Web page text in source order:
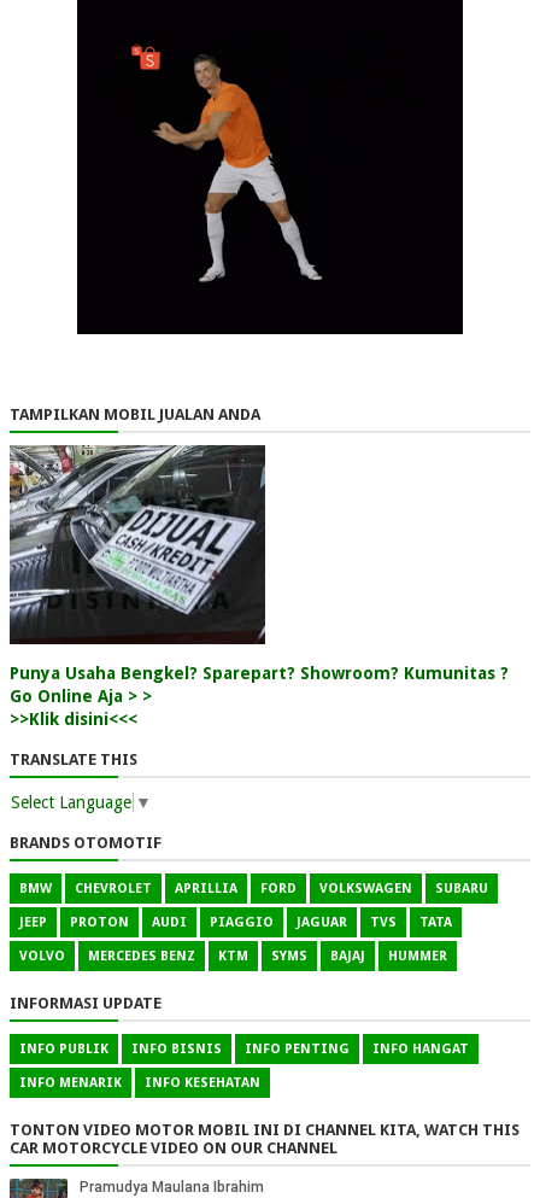
TAMPILKAN MOBIL JUALAN ANDA
Punya Usaha Bengkel? Sparepart? Showroom? Kumunitas ?
Go Online Aja > >
>>Klik disini<<<
TRANSLATE THIS
Select Language ▼
BRANDS OTOMOTIF
BMW CHEVROLET APRILLIA FORD VOLKSWAGEN SUBARU
JEEP PROTON AUDI PIAGGIO JAGUAR TVS TATA
VOLVO MERCEDES BENZ KTM SYMS BAJAJ HUMMER
INFORMASI UPDATE
INFO PUBLIK INFO BISNIS INFO PENTING INFO HANGAT
INFO MENARIK INFO KESEHATAN
TONTON VIDEO MOTOR MOBIL INI DI CHANNEL KITA, WATCH THIS
CAR MOTORCYCLE VIDEO ON OUR CHANNEL